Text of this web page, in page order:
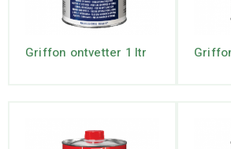
Griffon ontvetter 1 ltr